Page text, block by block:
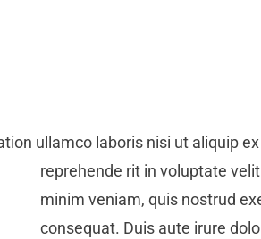
ullamco laboris nisi ut aliquip
reprehende rit in voluptate
minim veniam, quis nostrud
consequat. Duis aute irure